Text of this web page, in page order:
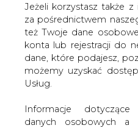
Jeżeli korzystasz także
za pośrednictwem
też Twoje dane
konta lub rejestracji do
dane, które podajesz,
możemy uzyskać
Usług.
Informacje dotyczące
danych osobowych
Strona główna
SERWIS
Kurs Elektrimu rośnie
2000-11-30 00:00